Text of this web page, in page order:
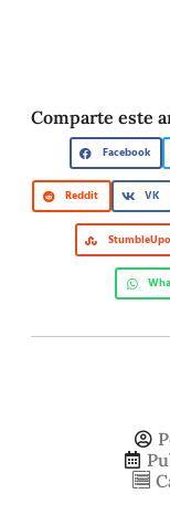
Comparte este
Facebook
Reddit VK